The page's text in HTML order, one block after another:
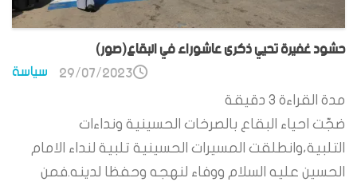
حشود غفيرة تحيي ذكرى عاشوراء في البقاع(صور)
سياسة 29/07/2023
مدة القراءة 3 دقيقة
ضجّت احياء البقاع بالصرخات الحسينية ونداءات
التلبية،وانطلقت المسيرات الحسينية تلبية لنداء الامام
الحسين عليه السلام ووفاء لنهجه وحفظا لدينه.فمن